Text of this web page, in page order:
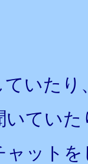
いたり
いていた
ット